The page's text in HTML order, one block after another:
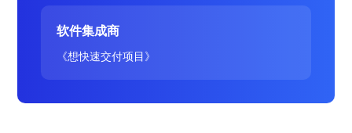
软件集成商
《想快速交付项目》